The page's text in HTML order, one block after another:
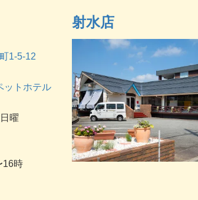
1-5-12
ットホテル
曜
16時
射水店